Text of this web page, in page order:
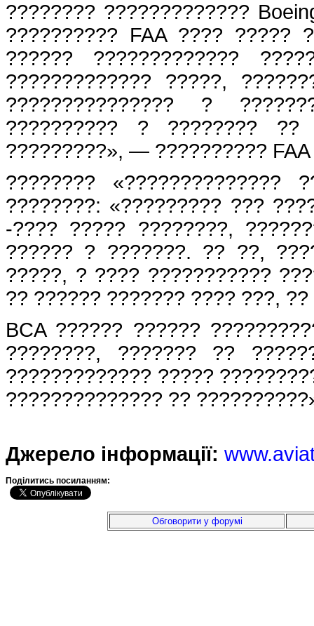
???????? ?????????????
?????????? FAA ???? ?????
?????? ?????????????
????????????? ?????,
??????????????? ?
?????????? ? ????????
?????????», — ??????????
???????? «??????????????
????????: «????????? ???
-???? ????? ????????,
?????? ? ???????. ?? ??,
?????, ? ???? ???????????
?? ?????? ??????? ???? ???,
BCA ?????? ??????
????????, ??????? ??
????????????? ?????
?????????????? ??
Джерело інформації:
Подiлитись посиланням:
Обговорити у форумі